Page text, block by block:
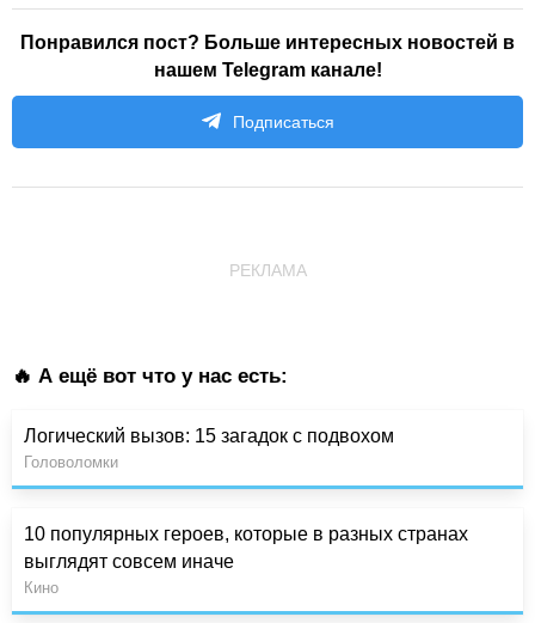
Понравился пост? Больше интересных новостей в
нашем Telegram канале!
Подписаться
РЕКЛАМА
🔥 А ещё вот что у нас есть:
Логический вызов: 15 загадок с подвохом
Головоломки
10 популярных героев, которые в разных странах
выглядят совсем иначе
Кино